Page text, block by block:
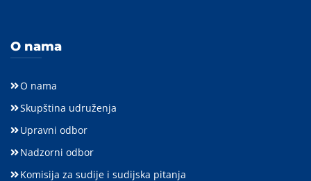
O nama
O nama
Skupština udruženja
Upravni odbor
Nadzorni odbor
Komisija za sudije i sudijska pitanja